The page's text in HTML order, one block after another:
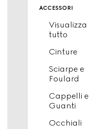
accessori
Visualizza
tutto
Cinture
Sciarpe e
Foulard
Cappelli e
Guanti
Occhiali